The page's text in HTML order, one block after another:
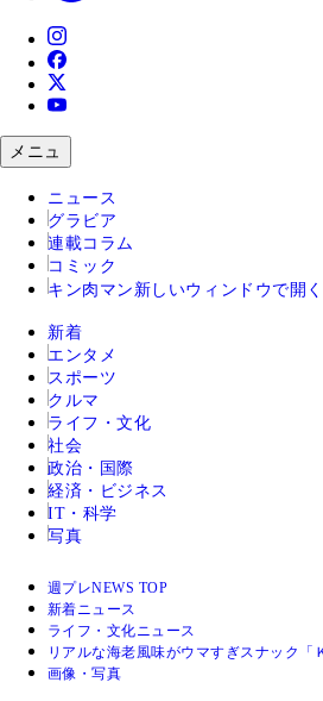
メニュ
ニュース
グラビア
連載コラム
コミック
キン肉マン 新しいウィンドウで開く
新着
エンタメ
スポーツ
クルマ
ライフ・文化
社会
政治・国際
経済・ビジネス
IT・科学
写真
週プレNEWS TOP
新着ニュース
ライフ・文化ニュース
リアルな海老風味がウマすぎスナック
画像・写真